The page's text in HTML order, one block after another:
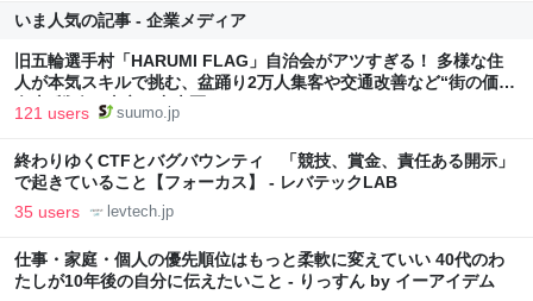
いま人気の記事 - 企業メディア
旧五輪選手村「HARUMI FLAG」自治会がアツすぎる！ 多様な住
人が本気スキルで挑む、盆踊り2万人集客や交通改善など“街の価値
向上”戦略 東京・中央区
121 users suumo.jp
終わりゆくCTFとバグバウンティ 「競技、賞金、責任ある開示」
で起きていること【フォーカス】 - レバテックLAB
35 users levtech.jp
仕事・家庭・個人の優先順位はもっと柔軟に変えていい 40代のわ
たしが10年後の自分に伝えたいこと - りっすん by イーアイデム